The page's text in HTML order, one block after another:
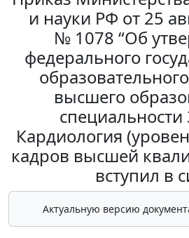
и науки РФ от 25
№ 1078 “Об
федерального
высшего
специальности
Кардиология
кадров высшей
вступил в
Актуальную версию